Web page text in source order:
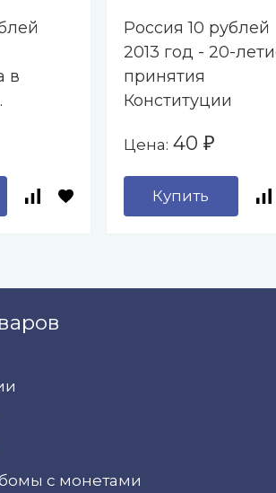
в
Россия 10 рублей
2013 год - 20-
принятия
Конституции
Цена: 40 ₽
Купить
с монетами